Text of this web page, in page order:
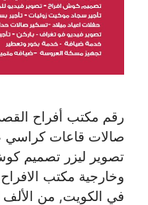
رقم مكتب أفراح
صالات قاعات
تصوير ليزر تصميم
وخارجية مكتب الافراح
في الكويت, من الألف